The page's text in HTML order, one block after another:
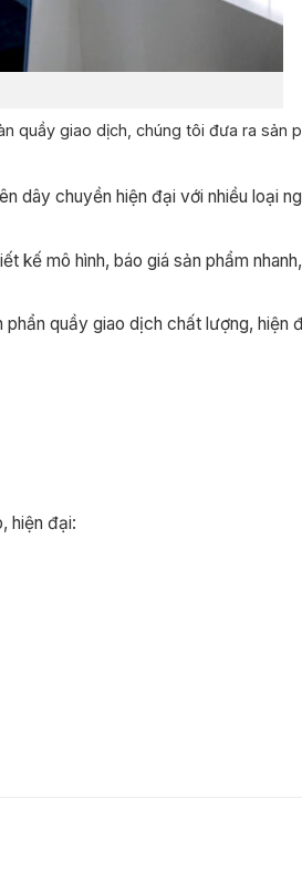
quầy giao dịch, chúng tôi đưa ra sản
dây chuyền hiện đại với nhiều loại
kế mô hình, báo giá sản phẩm
quầy giao dịch chất lượng, hiện
hiện đại: